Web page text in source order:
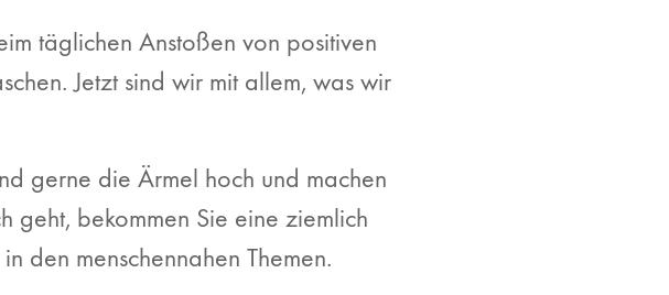
täglichen Anstoßen von positiven
Jetzt sind wir mit allem, was wir
gerne die Ärmel hoch und machen
geht, bekommen Sie eine ziemlich
den menschennahen Themen.